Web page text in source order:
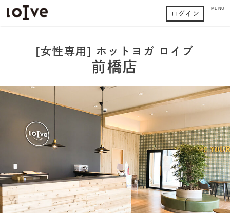
MENU
ログイン
[女性専用] ホットヨガ ロイブ
前橋店